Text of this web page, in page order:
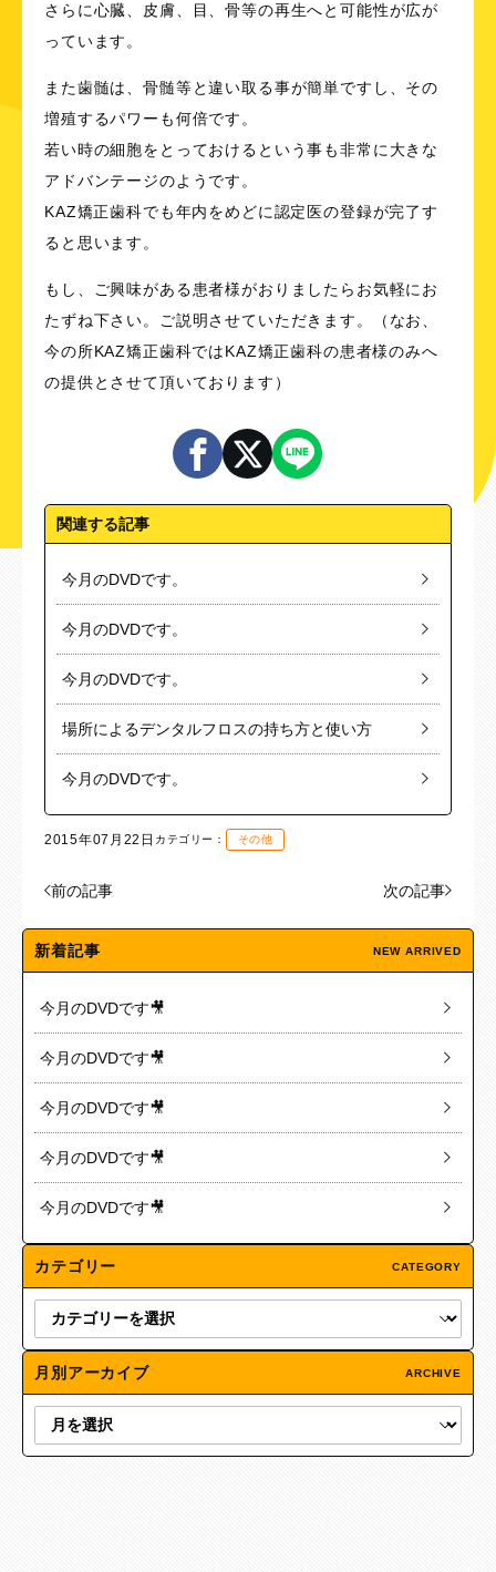
さらに心臓、皮膚、目、骨等の再生へと可能性が広が
っています。
また歯髄は、骨髄等と違い取る事が簡単ですし、その
増殖するパワーも何倍です。
若い時の細胞をとっておけるという事も非常に大きな
アドバンテージのようです。
KAZ矯正歯科でも年内をめどに認定医の登録が完了す
ると思います。
もし、ご興味がある患者様がおりましたらお気軽にお
たずね下さい。ご説明させていただきます。（なお、
今の所KAZ矯正歯科ではKAZ矯正歯科の患者様のみへ
の提供とさせて頂いております）
関連する記事
今月のDVDです。
今月のDVDです。
今月のDVDです。
場所によるデンタルフロスの持ち方と使い方
今月のDVDです。
2015年07月22日 カテゴリー： その他
前の記事 次の記事
新着記事 NEW ARRIVED
今月のDVDです🎥
今月のDVDです🎥
今月のDVDです🎥
今月のDVDです🎥
今月のDVDです🎥
カテゴリー CATEGORY
月別アーカイブ ARCHIVE